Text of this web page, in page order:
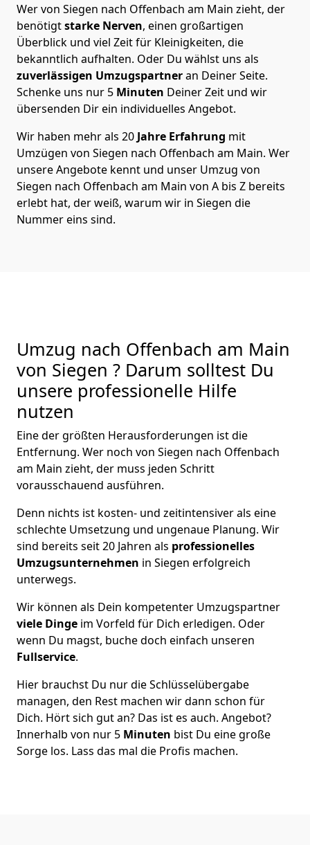
Wer von Siegen nach Offenbach am Main zieht, der
benötigtstarke Nerven, einen großartigen
Überblick und viel Zeit für Kleinigkeiten, die
bekanntlich aufhalten. Oder Du wählst uns als
zuverlässigen Umzugspartneran Deiner Seite.
Schenke uns nur 5 Minuten Deiner Zeit und wir
übersenden Dir ein individuelles Angebot.
Wir haben mehr als 20 Jahre Erfahrung mit
Umzügen von Siegen nach Offenbach am Main. Wer
unsere Angebote kennt und unser Umzug von
Siegen nach Offenbach am Main von A bis Z bereits
erlebt hat, der weiß, warum wir in Siegen die
Nummer eins sind.
Umzug nach Offenbach am Main
von Siegen ? Darum solltest Du
unsere professionelle Hilfe
nutzen
Eine der größten Herausforderungen ist die
Entfernung. Wer noch von Siegen nach Offenbach
am Main zieht, der muss jeden Schritt
vorausschauend ausführen.
Denn nichts ist kosten- und zeitintensiver als eine
schlechte Umsetzung und ungenaue Planung. Wir
sind bereits seit 20 Jahren als professionelles
Umzugsunternehmen in Siegen erfolgreich
unterwegs.
Wir können als Dein kompetenter Umzugspartner
viele Dinge im Vorfeld für Dich erledigen. Oder
wenn Du magst, buche doch einfach unseren
Fullservice.
Hier brauchst Du nur die Schlüsselübergabe
managen, den Rest machen wir dann schon für
Dich. Hört sich gut an? Das ist es auch. Angebot?
Innerhalb von nur 5 Minuten bist Du eine große
Sorge los. Lass das mal die Profis machen.